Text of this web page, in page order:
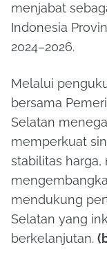
menjabat
Indonesia
2024–2026.
Melalui
bersama
Selatan
memperkuat
stabilitas harga,
mendukung
Selatan yang
berkelanjutan.